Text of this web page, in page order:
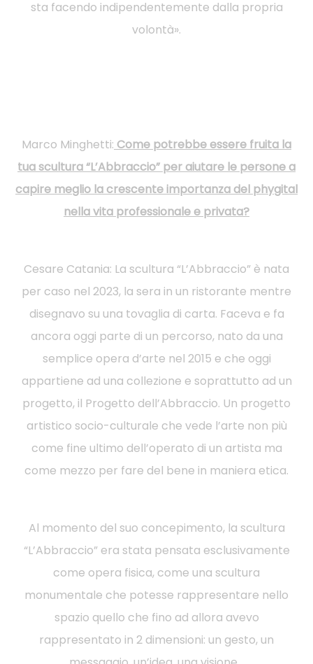
sta facendo indipendentemente dalla propria
volontà».
Marco Minghetti: Come potrebbe essere fruita la
tua scultura “L’Abbraccio” per aiutare le persone a
capire meglio la crescente importanza del phygital
nella vita professionale e privata?
Cesare Catania: La scultura “L’Abbraccio” è nata
per caso nel 2023, la sera in un ristorante mentre
disegnavo su una tovaglia di carta. Faceva e fa
ancora oggi parte di un percorso, nato da una
semplice opera d’arte nel 2015 e che oggi
appartiene ad una collezione e soprattutto ad un
progetto, il Progetto dell’Abbraccio. Un progetto
artistico socio-culturale che vede l’arte non più
come fine ultimo dell’operato di un artista ma
come mezzo per fare del bene in maniera etica.
Al momento del suo concepimento, la scultura
“L’Abbraccio” era stata pensata esclusivamente
come opera fisica, come una scultura
monumentale che potesse rappresentare nello
spazio quello che fino ad allora avevo
rappresentato in 2 dimensioni: un gesto, un